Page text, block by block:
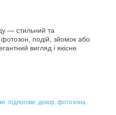
— стильний та
подій, зйомок або
вигляд і якісне
, підлогове, декор, фотозона,